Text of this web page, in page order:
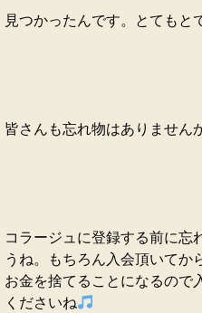
見つかったんです。とてもと
皆さんも忘れ物はありません
コラージュに登録する前に忘
うね。もちろん入会頂いてか
お金を捨てることになるので
くださいね